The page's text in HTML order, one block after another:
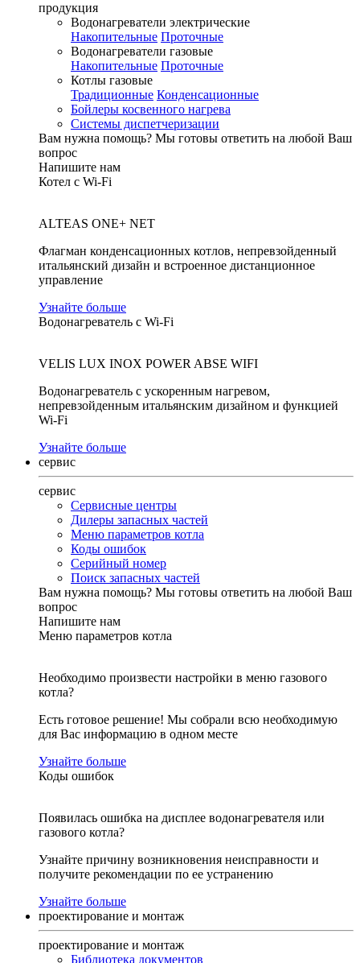
продукция
Водонагреватели электрические
Накопительные Проточные
Водонагреватели газовые
Накопительные Проточные
Котлы газовые
Традиционные Конденсационные
Бойлеры косвенного нагрева
Системы диспетчеризации
Вам нужна помощь? Мы готовы ответить на любой Ваш
вопрос
Напишите нам
Котел с Wi-Fi
ALTEAS ONE+ NET
Флагман конденсационных котлов, непревзойденный
итальянский дизайн и встроенное дистанционное
управление
Узнайте больше
Водонагреватель с Wi-Fi
VELIS LUX INOX POWER ABSE WIFI
Водонагреватель с ускоренным нагревом,
непревзойденным итальянским дизайном и функцией
Wi-Fi
Узнайте больше
сервис
сервис
Сервисные центры
Дилеры запасных частей
Меню параметров котла
Коды ошибок
Серийный номер
Поиск запасных частей
Вам нужна помощь? Мы готовы ответить на любой Ваш
вопрос
Напишите нам
Меню параметров котла
Необходимо произвести настройки в меню газового
котла?
Есть готовое решение! Мы собрали всю необходимую
для Вас информацию в одном месте
Узнайте больше
Коды ошибок
Появилась ошибка на дисплее водонагревателя или
газового котла?
Узнайте причину возникновения неисправности и
получите рекомендации по ее устранению
Узнайте больше
проектирование и монтаж
проектирование и монтаж
Библиотека документов